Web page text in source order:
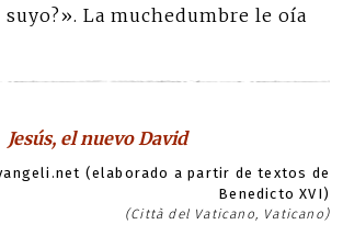
La muchedumbre le oía
Jesús, el nuevo David
(elaborado a partir de textos de
Benedicto XVI)
(Città del Vaticano, Vaticano)